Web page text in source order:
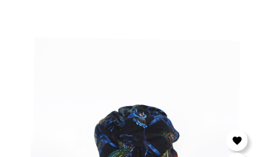
